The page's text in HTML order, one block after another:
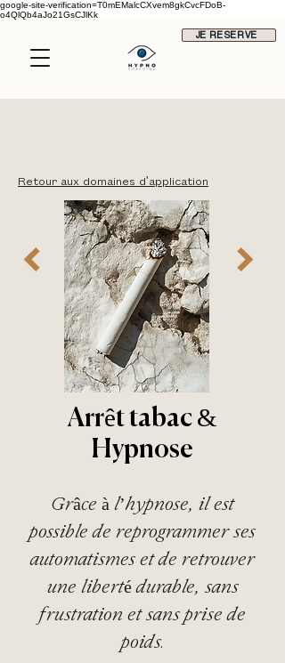
google-site-verification=T0mEMalcCXvem8gkCvcFDoB-
o4QlQb4aJo21GsCJlKk
JE RESERVE
Retour aux domaines d'application
Arrêt tabac &
Hypnose
Grâce à l’hypnose, il est
possible de reprogrammer ses
automatismes et de retrouver
une liberté durable, sans
frustration et sans prise de
poids.